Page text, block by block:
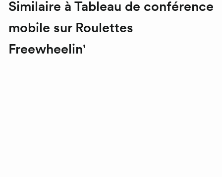
Similaire à Tableau de conférence
mobile sur Roulettes
Freewheelin'